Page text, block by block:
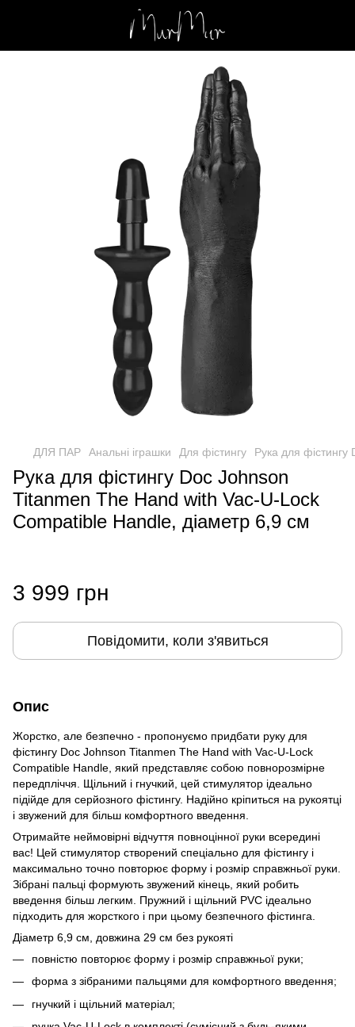
ДЛЯ ПАР Анальні іграшки Для фістингу Рука для
Рука для фістингу Doc Johnson
Titanmen The Hand with Vac-U-Lock
Compatible Handle, діаметр 6,9 см
3 999 грн
Повідомити, коли з'явиться
Опис
Жорстко, але безпечно - пропонуємо придбати руку для
фістингу Doc Johnson Titanmen The Hand with Vac-U-Lock
Compatible Handle, який представляє собою повнорозмірне
передпліччя. Щільний і гнучкий, цей стимулятор ідеально
підійде для серйозного фістингу. Надійно кріпиться на рукоятці
і звужений для більш комфортного введення.
Отримайте неймовірні відчуття повноцінної руки всередині
вас! Цей стимулятор створений спеціально для фістингу і
максимально точно повторює форму і розмір справжньої руки.
Зібрані пальці формують звужений кінець, який робить
введення більш легким. Пружний і щільний PVC ідеально
підходить для жорсткого і при цьому безпечного фістинга.
Діаметр 6,9 см, довжина 29 см без рукояті
повністю повторює форму і розмір справжньої руки;
форма з зібраними пальцями для комфортного введення;
гнучкий і щільний матеріал;